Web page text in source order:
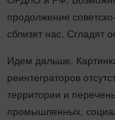
продолжение
сблизят нас. Сгладят
Идем дальше.
реинтеграторов
территории и
промышленных,